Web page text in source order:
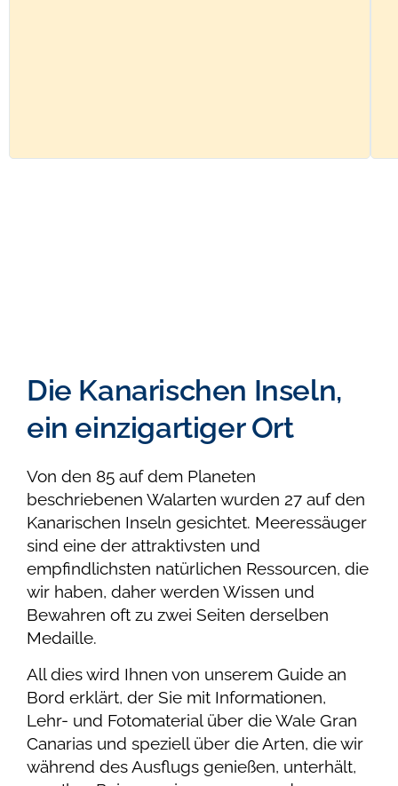
Die Kanarischen Inseln,
ein einzigartiger Ort
Von den 85 auf dem Planeten
beschriebenen Walarten wurden 27 auf den
Kanarischen Inseln gesichtet. Meeressäuger
sind eine der attraktivsten und
empfindlichsten natürlichen Ressourcen, die
wir haben, daher werden Wissen und
Bewahren oft zu zwei Seiten derselben
Medaille.
All dies wird Ihnen von unserem Guide an
Bord erklärt, der Sie mit Informationen,
Lehr- und Fotomaterial über die Wale Gran
Canarias und speziell über die Arten, die wir
während des Ausflugs genießen, unterhält,